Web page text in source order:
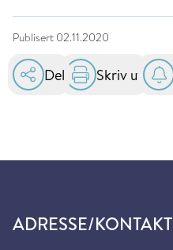
Publisert 02.11.2020
Del Skriv ut
ADRESSE/KONTAKT